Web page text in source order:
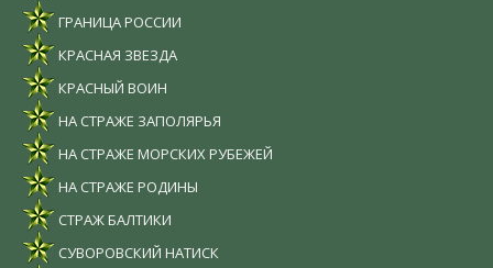
ГРАНИЦА РОССИИ
КРАСНАЯ ЗВЕЗДА
КРАСНЫЙ ВОИН
НА СТРАЖЕ ЗАПОЛЯРЬЯ
НА СТРАЖЕ МОРСКИХ РУБЕЖЕЙ
НА СТРАЖЕ РОДИНЫ
СТРАЖ БАЛТИКИ
СУВОРОВСКИЙ НАТИСК